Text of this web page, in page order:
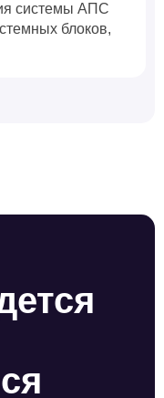
системы АПС
блоков,